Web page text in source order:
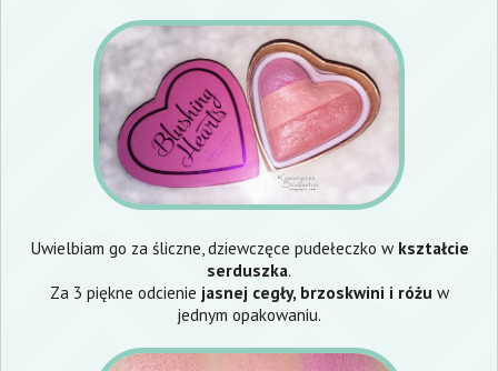
Uwielbiam go za śliczne, dziewczęce pudełeczko wkształcie
serduszka.
Za 3 piękne odcienie jasnej cegły, brzoskwini i różuw
jednym opakowaniu.